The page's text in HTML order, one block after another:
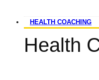
HEALTH COACHING
Health